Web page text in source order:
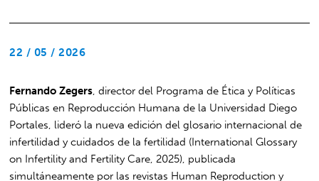
22 / 05 / 2026
Fernando Zegers , director del Programa de Ética y Políticas
Públicas en Reproducción Humana de la Universidad Diego
Portales, lideró la nueva edición del glosario internacional de
infertilidad y cuidados de la fertilidad (International Glossary
on Infertility and Fertility Care, 2025), publicada
simultáneamente por las revistas Human Reproduction y